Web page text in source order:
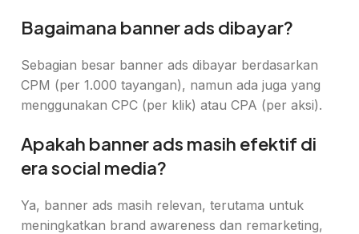
Bagaimana banner ads dibayar?
Sebagian besar banner ads dibayar berdasarkan
CPM (per 1.000 tayangan), namun ada juga yang
menggunakan CPC (per klik) atau CPA (per aksi).
Apakah banner ads masih efektif di
era social media?
Ya, banner ads masih relevan, terutama untuk
meningkatkan brand awareness dan remarketing,